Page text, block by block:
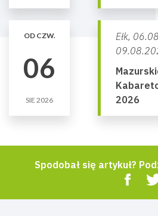
OD CZW.
06
SIE 2026
Ełk,
2026
Spodobał się artykuł?